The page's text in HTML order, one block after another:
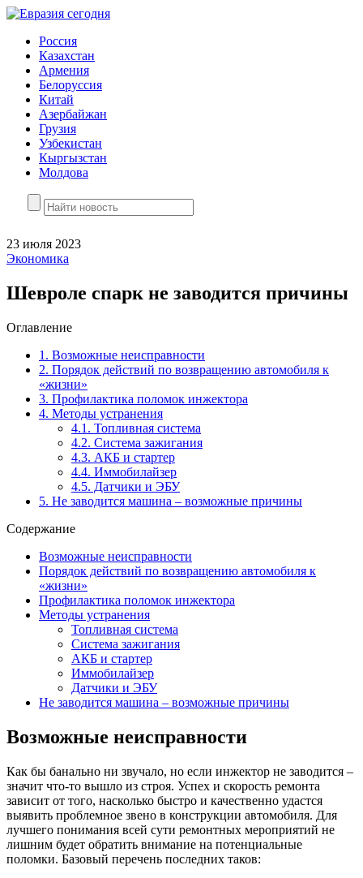
Россия
Казахстан
Армения
Белоруссия
Китай
Азербайжан
Грузия
Узбекистан
Кыргызстан
Молдова
23 июля 2023
Экономика
Шевроле спарк не заводится причины
Оглавление
1. Возможные неисправности
2. Порядок действий по возвращению автомобиля к
«жизни»
3. Профилактика поломок инжектора
4. Методы устранения
4.1. Топливная система
4.2. Система зажигания
4.3. АКБ и стартер
4.4. Иммобилайзер
4.5. Датчики и ЭБУ
5. Не заводится машина – возможные причины
Содержание
Возможные неисправности
Порядок действий по возвращению автомобиля к
«жизни»
Профилактика поломок инжектора
Методы устранения
Топливная система
Система зажигания
АКБ и стартер
Иммобилайзер
Датчики и ЭБУ
Не заводится машина – возможные причины
Возможные неисправности
Как бы банально ни звучало, но если инжектор не заводится –
значит что-то вышло из строя. Успех и скорость ремонта
зависит от того, насколько быстро и качественно удастся
выявить проблемное звено в конструкции автомобиля. Для
лучшего понимания всей сути ремонтных мероприятий не
лишним будет обратить внимание на потенциальные
поломки. Базовый перечень последних таков: